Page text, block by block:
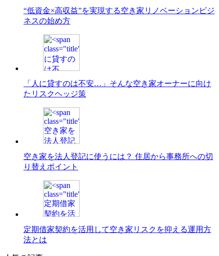
“低資金×高収益”を実現する空き家リノベーションビジ
ネスの始め方
「人に貸すのは不安…」そんな空き家オーナーに向け
たリスクヘッジ策
空き家を法人登記に使うには？ 住居から事務所への切
り替えポイント
定期借家契約を活用して空き家リスクを抑える運用方
法とは